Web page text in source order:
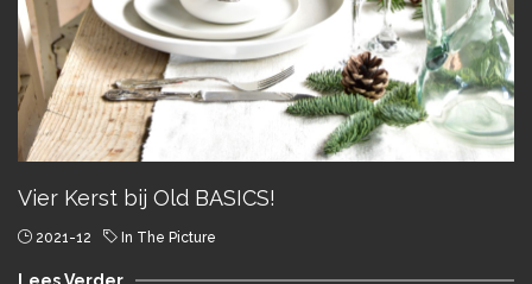
Vier Kerst bij Old BASICS!
2021-12 In The Picture